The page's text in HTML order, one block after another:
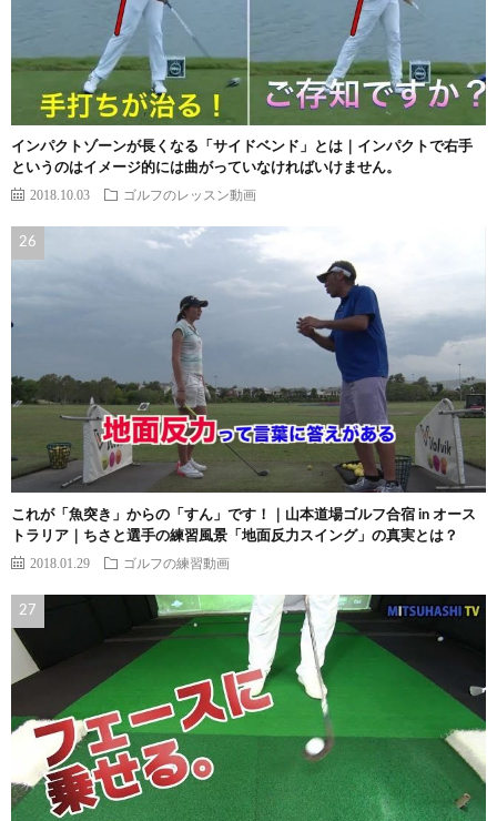
インパクトゾーンが長くなる「サイドベンド」とは｜インパクトで右手
というのはイメージ的には曲がっていなければいけません。
2018.10.03 ゴルフのレッスン動画
これが「魚突き」からの「すん」です！｜山本道場ゴルフ合宿 in オース
トラリア｜ちさと選手の練習風景「地面反力スイング」の真実とは？
2018.01.29 ゴルフの練習動画